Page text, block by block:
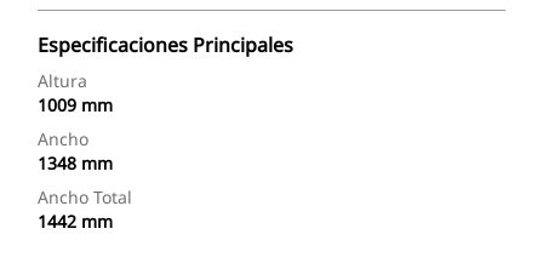
Especificaciones Principales
Altura
1009 mm
Ancho
1348 mm
Ancho Total
1442 mm